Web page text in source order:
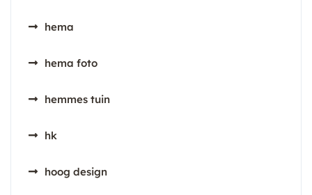
hema
hema foto
hemmes tuin
hk
hoog design